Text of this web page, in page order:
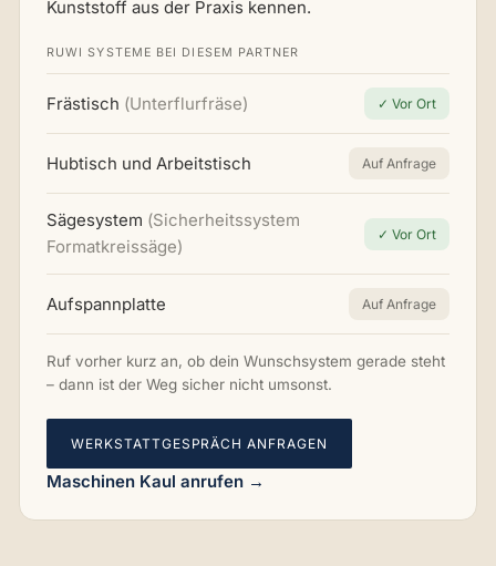
Kunststoff aus der Praxis kennen.
RUWI SYSTEME BEI DIESEM PARTNER
Frästisch (Unterflurfräse) ✓ Vor Ort
Hubtisch und Arbeitstisch Auf Anfrage
Sägesystem (Sicherheitssystem
Formatkreissäge)
✓ Vor Ort
Aufspannplatte Auf Anfrage
Ruf vorher kurz an, ob dein Wunschsystem gerade steht
– dann ist der Weg sicher nicht umsonst.
WERKSTATTGESPRÄCH ANFRAGEN
Maschinen Kaul anrufen →